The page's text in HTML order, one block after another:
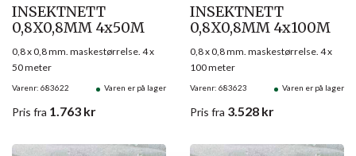
INSEKTNETT
0,8X0,8MM 4x50M
Varenr: 683622 Varen er på lager
0,8 x 0,8 mm. maskestørrelse. 4 x
50 meter
Pris fra 1.763 kr
INSEKTNETT
0,8X0,8MM 4x100M
Varenr: 683623 Varen er på lager
0,8 x 0,8 mm. maskestørrelse. 4 x
100 meter
Pris fra 3.528 kr